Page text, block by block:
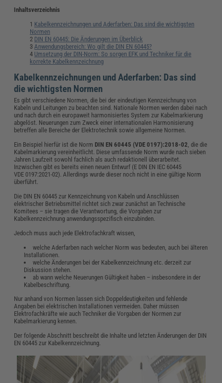
Inhaltsverzeichnis
Kabelkennzeichnungen und Aderfarben: Das sind die wichtigsten
Normen
DIN EN 60445: Die Änderungen im Überblick
Anwendungsbereich: Wo gilt die DIN EN 60445?
Umsetzung der DIN-Norm: So sorgen EFK und Techniker für die
korrekte Kabelkennzeichnung
Kabelkennzeichnungen und Aderfarben: Das sind
die wichtigsten Normen
Es gibt verschiedene Normen, die bei der eindeutigen Kennzeichnung von
Kabeln und Leitungen zu beachten sind. Nationale Normen werden dabei nach
und nach durch ein europaweit harmonisiertes System zur Kabelmarkierung
abgelöst. Neuerungen zum Zweck einer internationalen Harmonisierung
betreffen alle Bereiche der Elektrotechnik sowie allgemeine Normen.
Ein Beispiel hierfür ist die Norm DIN EN 60445 (VDE 0197):2018-02, die die
Kabelmarkierung vereinheitlicht. Diese umfassende Norm wurde nach sieben
Jahren Laufzeit sowohl fachlich als auch redaktionell überarbeitet.
Inzwischen gibt es bereits einen neuen Entwurf (E DIN EN IEC 60445
VDE 0197:2021-02). Allerdings wurde dieser noch nicht in eine gültige Norm
überführt.
Die DIN EN 60445 zur Kennzeichnung von Kabeln und Anschlüssen
elektrischer Betriebsmittel richtet sich zwar zunächst an Technische
Komitees – sie tragen die Verantwortung, die Vorgaben zur
Kabelkennzeichnung anwendungsspezifisch einzubinden.
Jedoch muss auch jede Elektrofachkraft wissen,
welche Aderfarben nach welcher Norm was bedeuten, auch bei älteren
Installationen.
welche Änderungen bei der Kabelkennzeichnung etc. derzeit zur
Diskussion stehen.
ab wann welche Neuerungen Gültigkeit haben – insbesondere in der
Kabelbeschriftung.
Nur anhand von Normen lassen sich Doppeldeutigkeiten und fehlende
Angaben bei elektrischen Installationen vermeiden. Daher müssen
Elektrofachkräfte wie auch Techniker die Vorgaben der Normen zur
Kabelmarkierung kennen.
Der folgende Abschnitt beschreibt die Inhalte und letzten Änderungen der DIN
EN 60445 zur Kabelkennzeichnung.